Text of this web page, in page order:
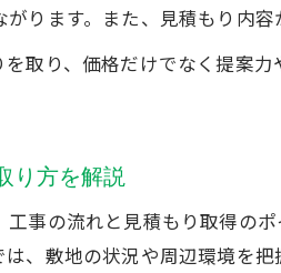
機能と美観が両
機能性を高
造園を取り
ります。また、見積もり内
取り、価格だけでなく提案
り方を解説
事の流れと見積もり取得の
、敷地の状況や周辺環境を把